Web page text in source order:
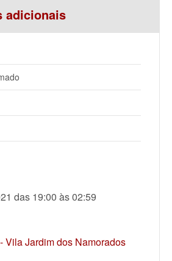
adicionais
das 19:00 às 02:59
Vila Jardim dos Namorados